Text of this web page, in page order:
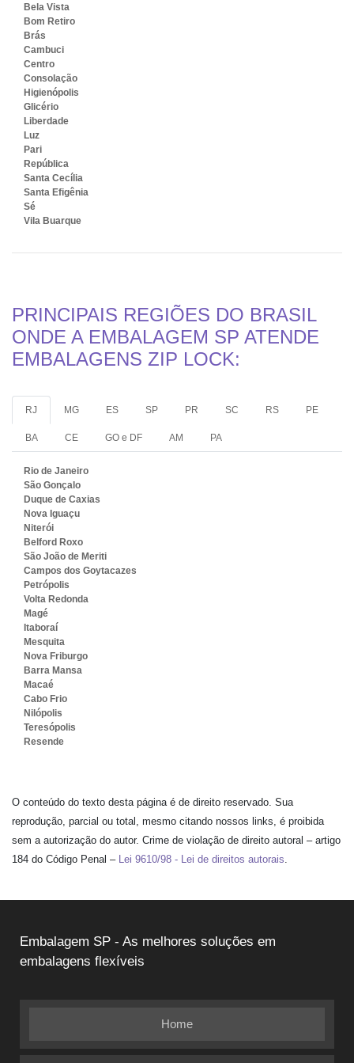
Bela Vista
Bom Retiro
Brás
Cambuci
Centro
Consolação
Higienópolis
Glicério
Liberdade
Luz
Pari
República
Santa Cecília
Santa Efigênia
Sé
Vila Buarque
PRINCIPAIS REGIÕES DO BRASIL
ONDE A EMBALAGEM SP ATENDE
EMBALAGENS ZIP LOCK:
RJ MG ES SP PR SC RS PE
BA CE GO e DF AM PA
Rio de Janeiro
São Gonçalo
Duque de Caxias
Nova Iguaçu
Niterói
Belford Roxo
São João de Meriti
Campos dos Goytacazes
Petrópolis
Volta Redonda
Magé
Itaboraí
Mesquita
Nova Friburgo
Barra Mansa
Macaé
Cabo Frio
Nilópolis
Teresópolis
Resende
O conteúdo do texto desta página é de direito reservado. Sua
reprodução, parcial ou total, mesmo citando nossos links, é proibida
sem a autorização do autor. Crime de violação de direito autoral – artigo
184 do Código Penal –
Lei 9610/98 - Lei de direitos autorais
Embalagem SP - As melhores soluções em
embalagens flexíveis
Home